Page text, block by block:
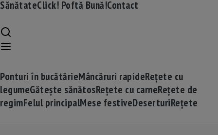
SănătateClick! Poftă Bună!Contact
Ponturi în bucătărieMâncăruri rapideRețete cu
legumeGătește sănătosRețete cu carneRețete de
regimFelul principalMese festiveDeserturiRețete